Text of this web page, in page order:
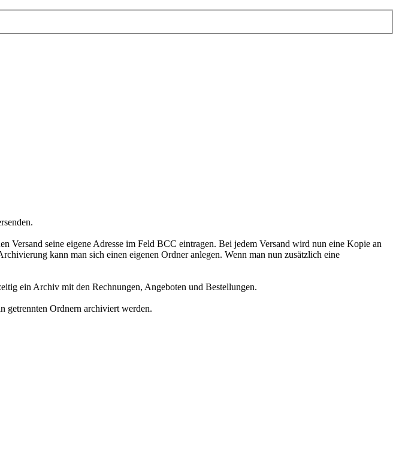
Versand seine eigene Adresse im Feld BCC eintragen. Bei jedem Versand wird nun eine Kopie an
kann man sich einen eigenen Ordner anlegen. Wenn man nun zusätzlich eine
ein Archiv mit den Rechnungen, Angeboten und Bestellungen.
getrennten Ordnern archiviert werden.